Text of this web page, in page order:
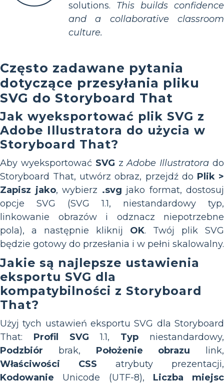
solutions. This builds confidence
and a collaborative classroom
culture.
Często zadawane pytania
dotyczące przesyłania pliku
SVG do Storyboard That
Jak wyeksportować plik SVG z
Adobe Illustratora do użycia w
Storyboard That?
Aby wyeksportować SVG zAdobe Illustratora do
Storyboard That, utwórz obraz, przejdź do Plik >
Zapisz jako, wybierz .svg jako format, dostosuj
opcje SVG (SVG 1.1, niestandardowy typ,
linkowanie obrazów i odznacz niepotrzebne
pola), a następnie kliknij OK. Twój plik SVG
będzie gotowy do przesłania i w pełni skalowalny.
Jakie są najlepsze ustawienia
eksportu SVG dla
kompatybilności z Storyboard
That?
Użyj tych ustawień eksportu SVG dla Storyboard
That: Profil SVG 1.1, Typ niestandardowy,
Podzbiór brak, Położenie obrazu link,
Właściwości CSS atrybuty prezentacji,
Kodowanie Unicode (UTF-8), Liczba miejsc